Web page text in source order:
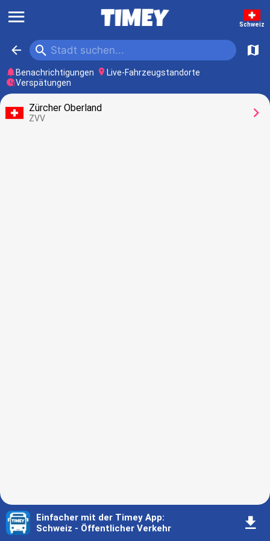
󰍜 Schweiz
󰁍 󰍉 󰍍
󰂚 Benachrichtigungen 󰍎 Live-Fahrzeugstandorte
󰥕Verspätungen
Zürcher Oberland
ZVV 󰅂
Einfacher mit der Timey App:
Schweiz - Öffentlicher Verkehr
󰇚